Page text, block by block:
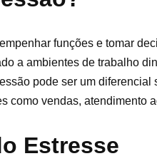
funções e tomar
a ambientes de trabalho
pode ser um
como vendas, atendimento
Estresse